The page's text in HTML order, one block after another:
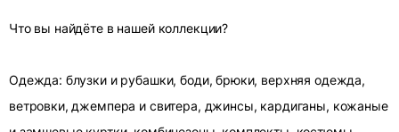
Что вы найдёте в нашей коллекции?
Одежда: блузки и рубашки, боди, брюки, верхняя одежда,
ветровки, джемпера и свитера, джинсы, кардиганы, кожаные